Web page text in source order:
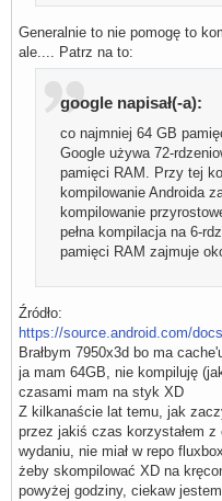
Generalnie to nie pomogę to
ale.... Patrz na to:
google napisał(-a):
co najmniej 64 GB
Google używa 72-
pamięci RAM. Przy tej
kompilowanie Androida
kompilowanie
pełna kompilacja na 6-
pamięci RAM zajmuje
Źródło:
https://source.android.com/
Brałbym 7950x3d bo ma
ja mam 64GB, nie kompiluję
czasami mam na styk XD
Z kilkanaście lat temu, jak
przez jakiś czas korzystałem
wydaniu, nie miał w repo
żeby skompilować XD na
powyżej godziny, ciekaw